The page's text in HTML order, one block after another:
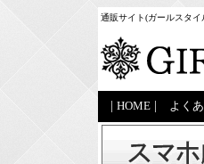
通販サイト(ガールスタ
HOME よく